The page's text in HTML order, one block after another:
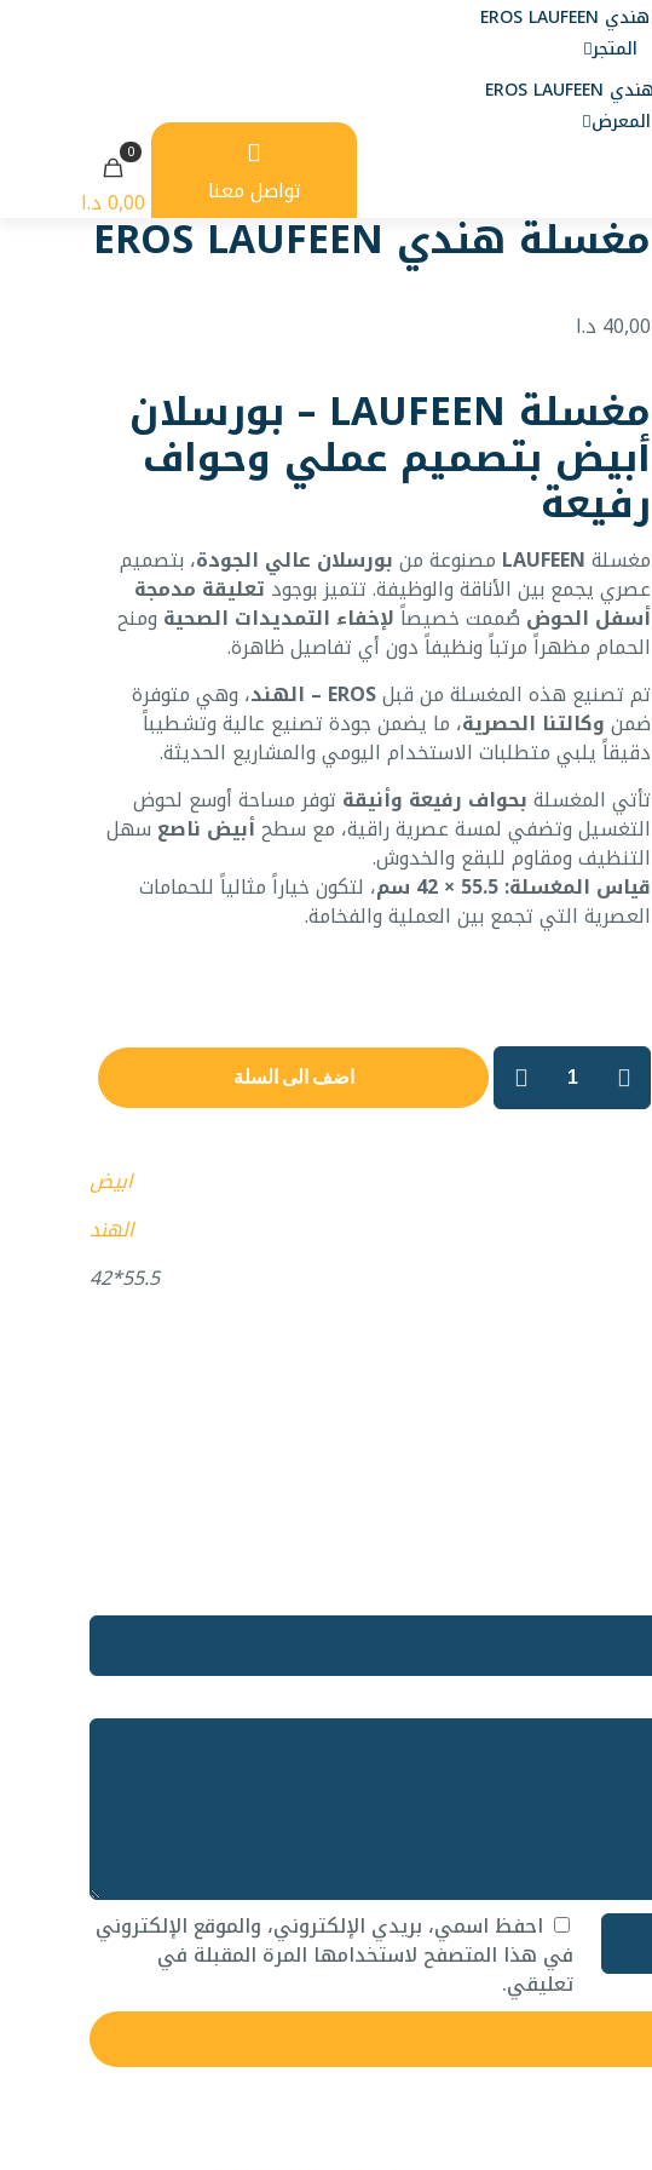
المتجر
المعرض
تواصل معنا
0
0,00 د.ا
مغسلة هندي EROS LAUFEEN
40,00 د.ا
مغسلة LAUFEEN – بورسلان
أبيض بتصميم عملي وحواف
رفيعة
مغسلةLAUFEEN مصنوعة منبورسلان عالي الجودة، بتصميم
عصري يجمع بين الأناقة والوظيفة. تتميز بوجود تعليقة مدمجة
أسفل الحوض صُممت خصيصاًلإخفاء التمديدات الصحية ومنح
الحمام مظهراً مرتباً ونظيفاً دون أي تفاصيل ظاهرة.
تم تصنيع هذه المغسلة من قبلEROS – الهند، وهي متوفرة
ضمنوكالتنا الحصرية، ما يضمن جودة تصنيع عالية وتشطيباً
دقيقاً يلبي متطلبات الاستخدام اليومي والمشاريع الحديثة.
تأتي المغسلةبحواف رفيعة وأنيقة توفر مساحة أوسع لحوض
التغسيل وتضفي لمسة عصرية راقية، مع سطحأبيض ناصع سهل
التنظيف ومقاوم للبقع والخدوش.
قياس المغسلة: 55.5 × 42 سم ، لتكون خياراً مثالياً للحمامات
العصرية التي تجمع بين العملية والفخامة.
كمية
مغسلة
هندي
اضف الى السلة
ابيض
الهند
55.5*42
احفظ اسمي، بريدي الإلكتروني، والموقع الإلكتروني
في هذا المتصفح لاستخدامها المرة المقبلة في
تعليقي.